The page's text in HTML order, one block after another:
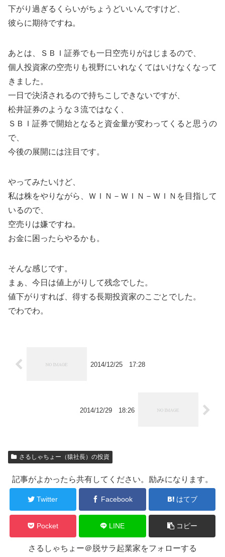
下がり過ぎるくらいがちょうどいいんですけど、
彼らに期待ですね。
あとは、ＳＢＩ証券でも一日空売りがはじまるので、
個人投資家の空売りも視野にいれなくてはいけなくなって
きました。
一日で決済されるので持ちこしできないですが、
松井証券のような３流ではなく、
ＳＢＩ証券で開始となると資金量が変わってくると思うの
で、
今後の展開には注目です。
やってみたいけど、
私は株をやりながら、ＷＩＮ－ＷＩＮ－ＷＩＮを目指して
いるので、
空売りは嫌ですね。
お金に困ったらやるかも。
そんな感じです。
まぁ、今日は値上がりして残念でした。
値下がりすれば、得する長期投資家のこごとでした。
でわでわ。
2014/12/25 17:28
2014/12/29 18:26
さるしゃちょー（猿社長）の投資
記事がよかったら共有してください。励みになります。
Twitter Facebook はてブ
Pocket LINE コピー
さるしゃちょー＠脱サラ起業家をフォローする